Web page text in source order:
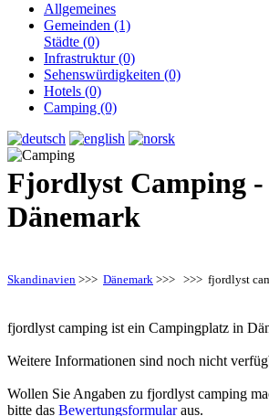
Allgemeines
Gemeinden (1)
Städte (0)
Infrastruktur (0)
Sehenswürdigkeiten (0)
Hotels (0)
Camping (0)
Fjordlyst Camping -
Dänemark
Skandinavien >>> Dänemark >>> >>> fjordlyst
fjordlyst camping ist ein Campingplatz in
Weitere Informationen sind noch nicht
Wollen Sie Angaben zu fjordlyst camping
bitte das Bewertungsformularaus.